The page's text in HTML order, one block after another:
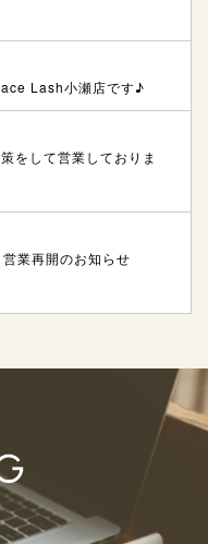
Lash小瀬店です♪
をして営業しておりま
業再開のお知らせ